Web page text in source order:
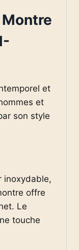
et
et
son style
inoxydable,
offre
Le
touche